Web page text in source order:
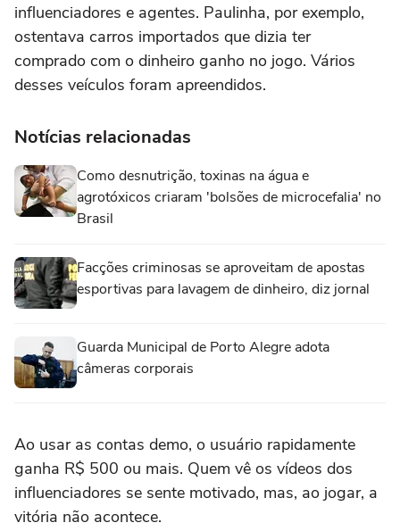
influenciadores e agentes. Paulinha, por exemplo,
ostentava carros importados que dizia ter
comprado com o dinheiro ganho no jogo. Vários
desses veículos foram apreendidos.
Notícias relacionadas
Como desnutrição, toxinas na água e
agrotóxicos criaram 'bolsões de microcefalia' no
Brasil
Facções criminosas se aproveitam de apostas
esportivas para lavagem de dinheiro, diz jornal
Guarda Municipal de Porto Alegre adota
câmeras corporais
Ao usar as contas demo, o usuário rapidamente
ganha R$ 500 ou mais. Quem vê os vídeos dos
influenciadores se sente motivado, mas, ao jogar, a
vitória não acontece.